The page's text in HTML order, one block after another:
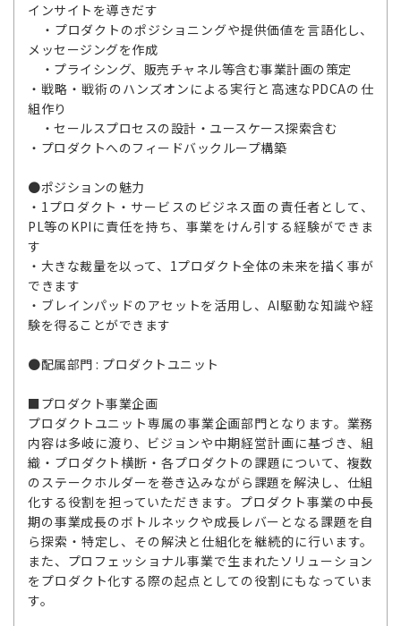
インサイトを導きだす
・プロダクトのポジショニングや提供価値を言語化し、
メッセージングを作成
・プライシング、販売チャネル等含む事業計画の策定
・戦略・戦術のハンズオンによる実行と高速なPDCAの仕
組作り
・セールスプロセスの設計・ユースケース探索含む
・プロダクトへのフィードバックループ構築
●ポジションの魅力
・1プロダクト・サービスのビジネス面の責任者として、
PL等のKPIに責任を持ち、事業をけん引する経験ができま
す
・大きな裁量を以って、1プロダクト全体の未来を描く事が
できます
・ブレインパッドのアセットを活用し、AI駆動な知識や経
験を得ることができます
●配属部門 : プロダクトユニット
■プロダクト事業企画
プロダクトユニット専属の事業企画部門となります。業務
内容は多岐に渡り、ビジョンや中期経営計画に基づき、組
織・プロダクト横断・各プロダクトの課題について、複数
のステークホルダーを巻き込みながら課題を解決し、仕組
化する役割を担っていただきます。プロダクト事業の中長
期の事業成長のボトルネックや成長レバーとなる課題を自
ら探索・特定し、その解決と仕組化を継続的に行います。
また、プロフェッショナル事業で生まれたソリューション
をプロダクト化する際の起点としての役割にもなっていま
す。